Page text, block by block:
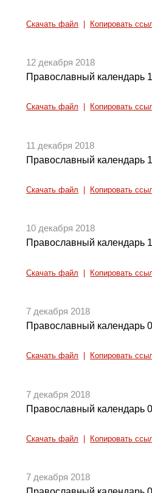
Скачать файл Копировать
12 декабря 2018
Православный календарь
Скачать файл Копировать
11 декабря 2018
Православный календарь
Скачать файл Копировать
10 декабря 2018
Православный календарь
Скачать файл Копировать
7 декабря 2018
Православный календарь
Скачать файл Копировать
7 декабря 2018
Православный календарь
Скачать файл Копировать
7 декабря 2018